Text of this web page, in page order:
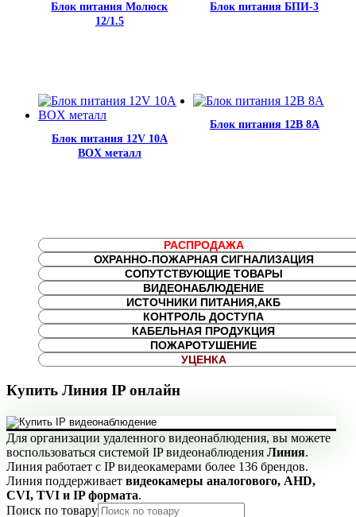
Блок питания Молюск
12/1.5
Блок питания БПИ-3
Блок питания 12V 10A
BOX металл
Блок питания 12В 8А
РАСПРОДАЖА
ОХРАННО-ПОЖАРНАЯ СИГНАЛИЗАЦИЯ
СОПУТСТВУЮЩИЕ ТОВАРЫ
ВИДЕОНАБЛЮДЕНИЕ
ИСТОЧНИКИ ПИТАНИЯ,АКБ
КОНТРОЛЬ ДОСТУПА
КАБЕЛЬНАЯ ПРОДУКЦИЯ
ПОЖАРОТУШЕНИЕ
УЦЕНКА
Купить Линия IP онлайн
Для организации удаленного видеонаблюдения, вы можете
воспользоваться системой IP видеонаблюдения Линия.
Линия работает с IP видеокамерами более 136 брендов.
Линия поддерживает видеокамеры аналогового, AHD,
CVI, TVI и IP формата.
Поиск по товару